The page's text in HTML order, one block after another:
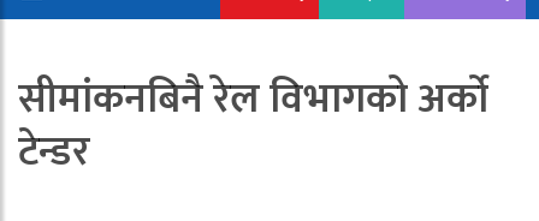
सीमांकनबिनै रेल विभागको अर्को
टेन्डर